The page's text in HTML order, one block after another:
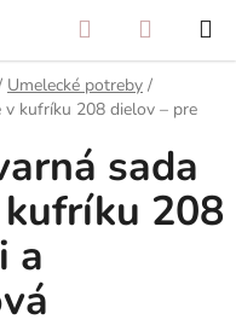
Hľadať
KOŠÍK
Umelecké potreby /
v kufríku 208 dielov – pre
sada
208
a